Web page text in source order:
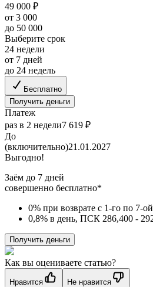
49 000 ₽
от 3 000
до 50 000
Выберите срок
24 недели
от 7 дней
до 24 недель
Бесплатно
Получить деньги
Платеж
раз в 2 недели7 619 ₽
До
(включительно)21.01.2027
Выгодно!
Заём до 7 дней
совершенно бесплатно*
0% при возврате с 1-го по 7-
0,8% в день, ПСК 286,400 -
Получить деньги
Как вы оцениваете статью?
Нравится Не нравится